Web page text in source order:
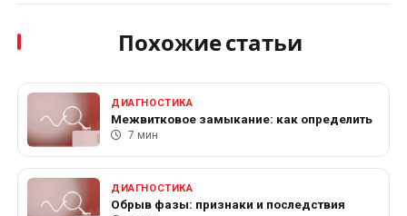
Похожие статьи
ДИАГНОСТИКА
Межвитковое замыкание: как определить
7 мин
ДИАГНОСТИКА
Обрыв фазы: признаки и последствия